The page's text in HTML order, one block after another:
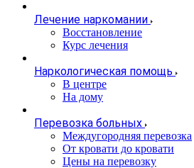
Лечение наркомании
Восстановление
Курс лечения
Наркологическая помощь
В центре
На дому
Перевозка больных
Междугородняя перевозка
От кровати до кровати
Цены на перевозку